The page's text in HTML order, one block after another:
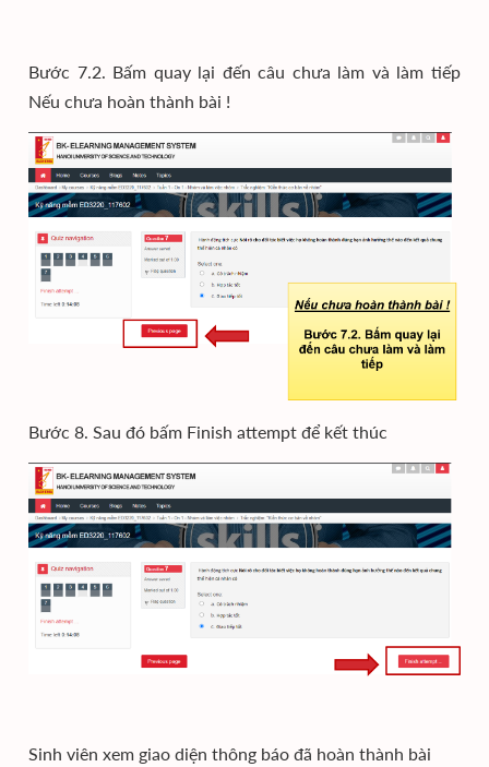
Bước 7.2. Bấm quay lại đến câu chưa làm và làm tiếp
Nếu chưa hoàn thành bài !
Bước 8. Sau đó bấm Finish attempt để kết thúc
Sinh viên xem giao diện thông báo đã hoàn thành bài